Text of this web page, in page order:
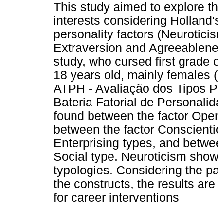
This study aimed to explore
interests considering
personality factors
Extraversion and
study, who cursed first grade
18 years old, mainly females
ATPH - Avaliação dos Tipos
Bateria Fatorial de
found between the factor
between the factor
Enterprising types, and
Social type. Neuroticism
typologies. Considering the
the constructs, the results
for career interventions